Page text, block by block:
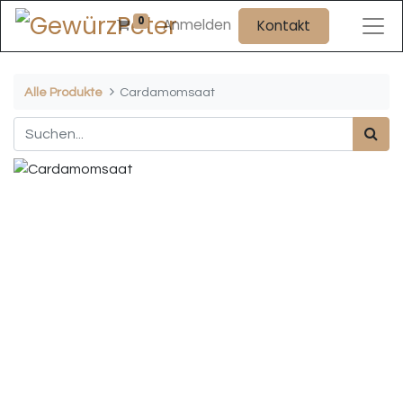
0 Anmelden Kontakt
Alle Produkte Cardamomsaat